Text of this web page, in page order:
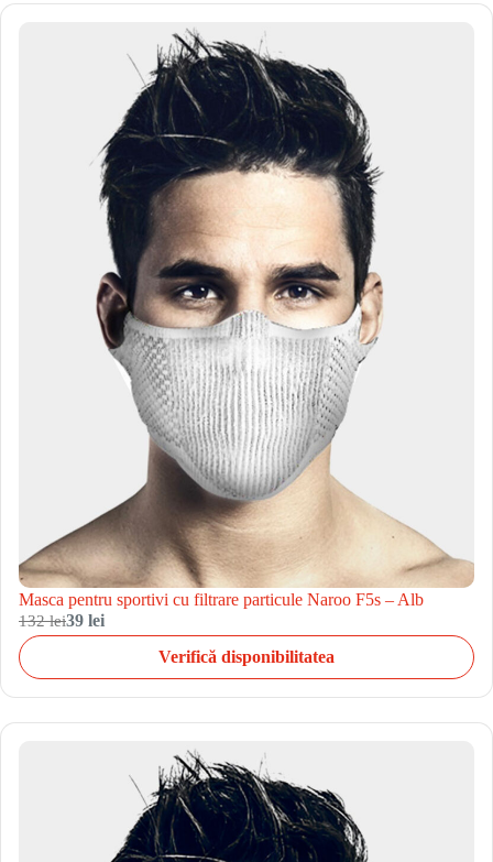
Masca pentru sportivi cu filtrare particule Naroo F5s – Alb
132 lei39 lei
Verifică disponibilitatea